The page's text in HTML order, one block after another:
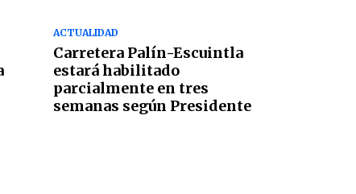
ACTUALIDAD
Carretera Palín-Escuintla
estará habilitado
parcialmente en tres
semanas según Presidente